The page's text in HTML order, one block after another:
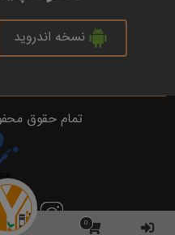
0
نسخه اندروید
تمام حقوق